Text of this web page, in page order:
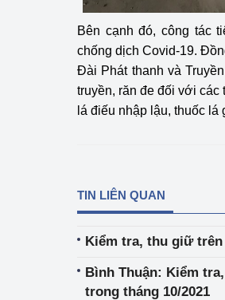
Bên cạnh đó, công tác
chống dịch Covid-19.
Đài Phát thanh và
truyền, răn đe đối với các
lá điếu nhập lậu, thuốc lá
TIN LIÊN QUAN
Kiểm tra, thu giữ trên
Bình Thuận: Kiểm
trong tháng 10/2021